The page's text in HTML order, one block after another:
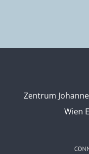
Zentrum
Wien